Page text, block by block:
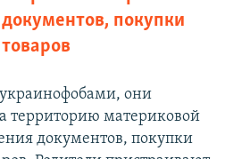
покупки
они
территорию материковой
документов, покупки